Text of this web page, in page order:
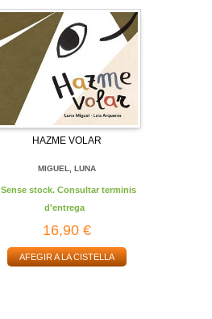
HAZME VOLAR
MIGUEL, LUNA
Sense stock. Consultar terminis
d'entrega
16,90 €
AFEGIR A LA CISTELLA